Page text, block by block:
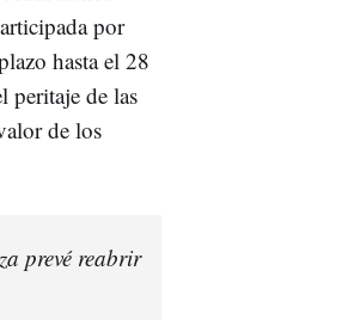
por
hasta el 28
peritaje de las
de los
prevé reabrir